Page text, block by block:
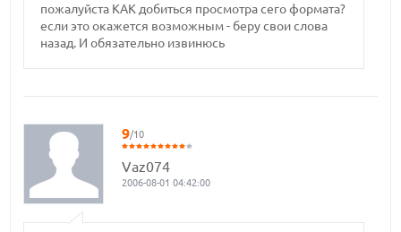
пожалуйста КАК добиться просмотра сего формата?
если это окажется возможным - беру свои слова
назад. И обязательно извинюсь
9/10
Vaz074
2006-08-01 04:42:00